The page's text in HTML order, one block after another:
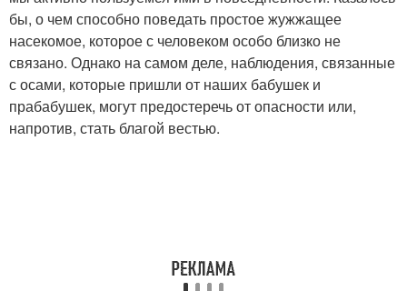
гнездо
бы, о чем способно поведать простое жужжащее
насекомое, которое с человеком особо близко не
связано. Однако на самом деле, наблюдения, связанные
с осами, которые пришли от наших бабушек и
прабабушек, могут предостеречь от опасности или,
напротив, стать благой вестью.